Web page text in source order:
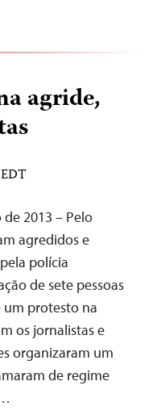
agride,
2013 – Pelo
agredidos e
polícia
de sete pessoas
um protesto na
os jornalistas e
organizaram um
de regime